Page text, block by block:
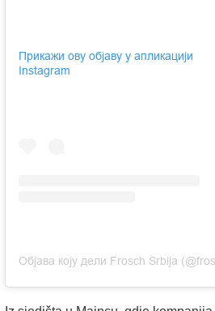
Прикажи ову објаву у апликацији
Instagram